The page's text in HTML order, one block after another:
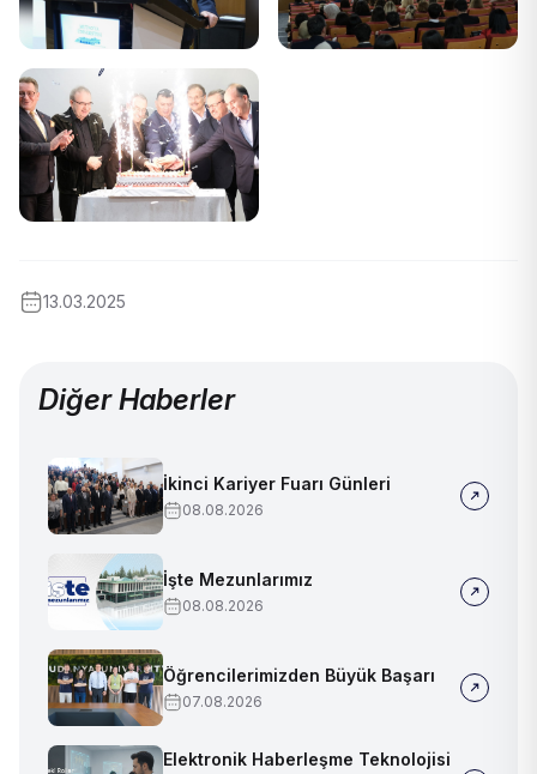
13.03.2025
Diğer Haberler
İkinci Kariyer Fuarı Günleri
08.08.2026
İşte Mezunlarımız
08.08.2026
Öğrencilerimizden Büyük Başarı
07.08.2026
Elektronik Haberleşme Teknolojisi